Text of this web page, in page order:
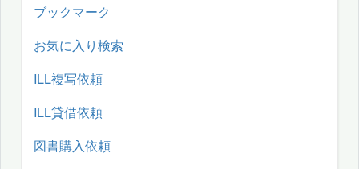
ブックマーク
お気に入り検索
ILL複写依頼
ILL貸借依頼
図書購入依頼